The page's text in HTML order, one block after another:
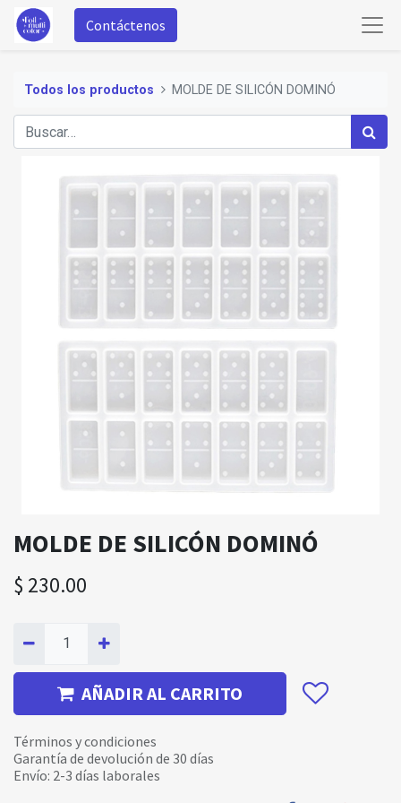
Contáctenos
Todos los productos MOLDE DE SILICÓN DOMINÓ
MOLDE DE SILICÓN DOMINÓ
$ 230.00
AÑADIR AL CARRITO
Términos y condiciones
Garantía de devolución de 30 días
Envío: 2-3 días laborales